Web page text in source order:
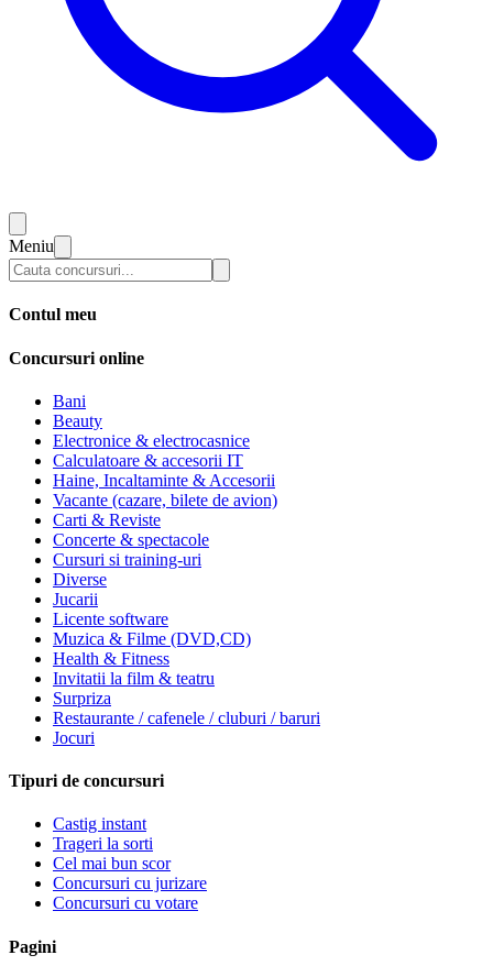
Meniu
Contul meu
Concursuri online
Bani
Beauty
Electronice & electrocasnice
Calculatoare & accesorii IT
Haine, Incaltaminte & Accesorii
Vacante (cazare, bilete de avion)
Carti & Reviste
Concerte & spectacole
Cursuri si training-uri
Diverse
Jucarii
Licente software
Muzica & Filme (DVD,CD)
Health & Fitness
Invitatii la film & teatru
Surpriza
Restaurante / cafenele / cluburi / baruri
Jocuri
Tipuri de concursuri
Castig instant
Trageri la sorti
Cel mai bun scor
Concursuri cu jurizare
Concursuri cu votare
Pagini